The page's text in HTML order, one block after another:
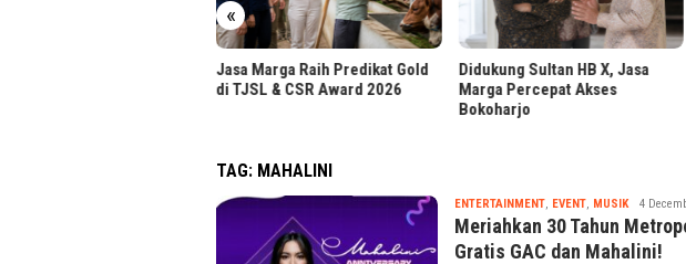
«
Didukung Sultan HB X, Jasa
Marga Percepat Akses
Dollar Cost Averaging, Strategi
Investasi Bertahap bagi Pemula
TAG: MAHALINI
ENTERTAINMENT, EVENT, MUSIKTsaqif
Ridwan
4
Meriahkan 30 Tahun
Gratis GAC dan Mahalini!